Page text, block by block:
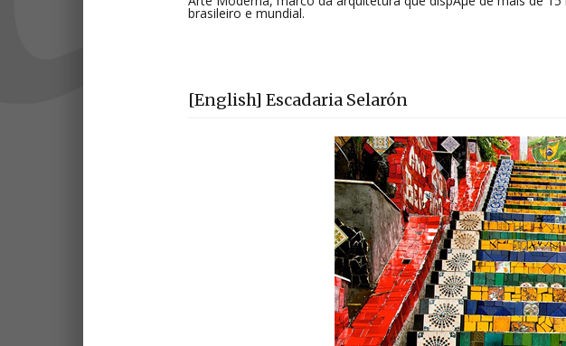
brasileiro e mundial.
[English] Escadaria Selarón